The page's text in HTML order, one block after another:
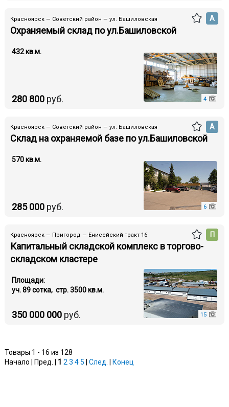
Красноярск — Советский район — ул. Башиловская
Охраняемый склад по ул.Башиловской
А
4
280 800руб.
432 кв.м.
Красноярск — Советский район — ул. Башиловская
Склад на охраняемой базе по ул.Башиловской
А
6
285 000руб.
570 кв.м.
Красноярск — Пригород — Енисейский тракт 16
Капитальный складской комплекс в торгово-
складском кластере
П
15
350 000 000руб.
Площади:
уч. 89 cотка, стр. 3500 кв.м.
Товары 1 - 16 из 128
Начало | Пред. | 1 2 3 45 След. Конец